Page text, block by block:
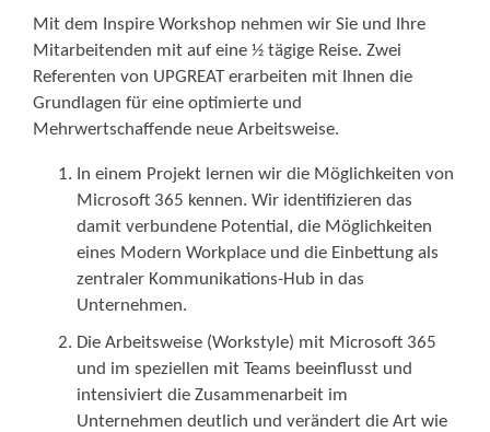
Mit dem Inspire Workshop nehmen wir Sie und Ihre
Mitarbeitenden mit auf eine ½ tägige Reise. Zwei
Referenten von UPGREAT erarbeiten mit Ihnen die
Grundlagen für eine optimierte und
Mehrwertschaffende neue Arbeitsweise.
In einem Projekt lernen wir die Möglichkeiten von
Microsoft 365 kennen. Wir identifizieren das
damit verbundene Potential, die Möglichkeiten
eines Modern Workplace und die Einbettung als
zentraler Kommunikations-Hub in das
Unternehmen.
Die Arbeitsweise (Workstyle) mit Microsoft 365
und im speziellen mit Teams beeinflusst und
intensiviert die Zusammenarbeit im
Unternehmen deutlich und verändert die Art wie